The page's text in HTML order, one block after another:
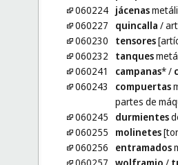
060224 jácenas
060227
quincalla /
060230
tensores
060232
tanques
060241
campanas*/
060243
compuertas
partes de
060245
durmientes
060255
molinetes
060256
entramados